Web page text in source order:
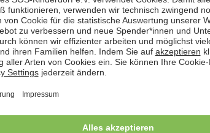
Qualifikation als
w/d) und die Ambulanten
oder Teilzeit (min. 34 bis max. 38,5
Immenreuth